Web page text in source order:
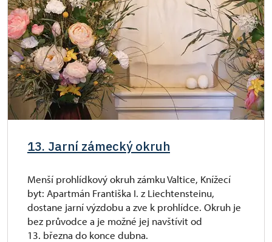
13. Jarní zámecký okruh
Menší prohlídkový okruh zámku Valtice, Knížecí
byt: Apartmán Františka I. z Liechtensteinu,
dostane jarní výzdobu a zve k prohlídce. Okruh je
bez průvodce a je možné jej navštívit od
13. března do konce dubna.